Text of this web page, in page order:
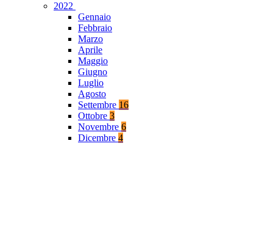
2022
Gennaio
Febbraio
Marzo
Aprile
Maggio
Giugno
Luglio
Agosto
Settembre 16
Ottobre 3
Novembre 6
Dicembre 4